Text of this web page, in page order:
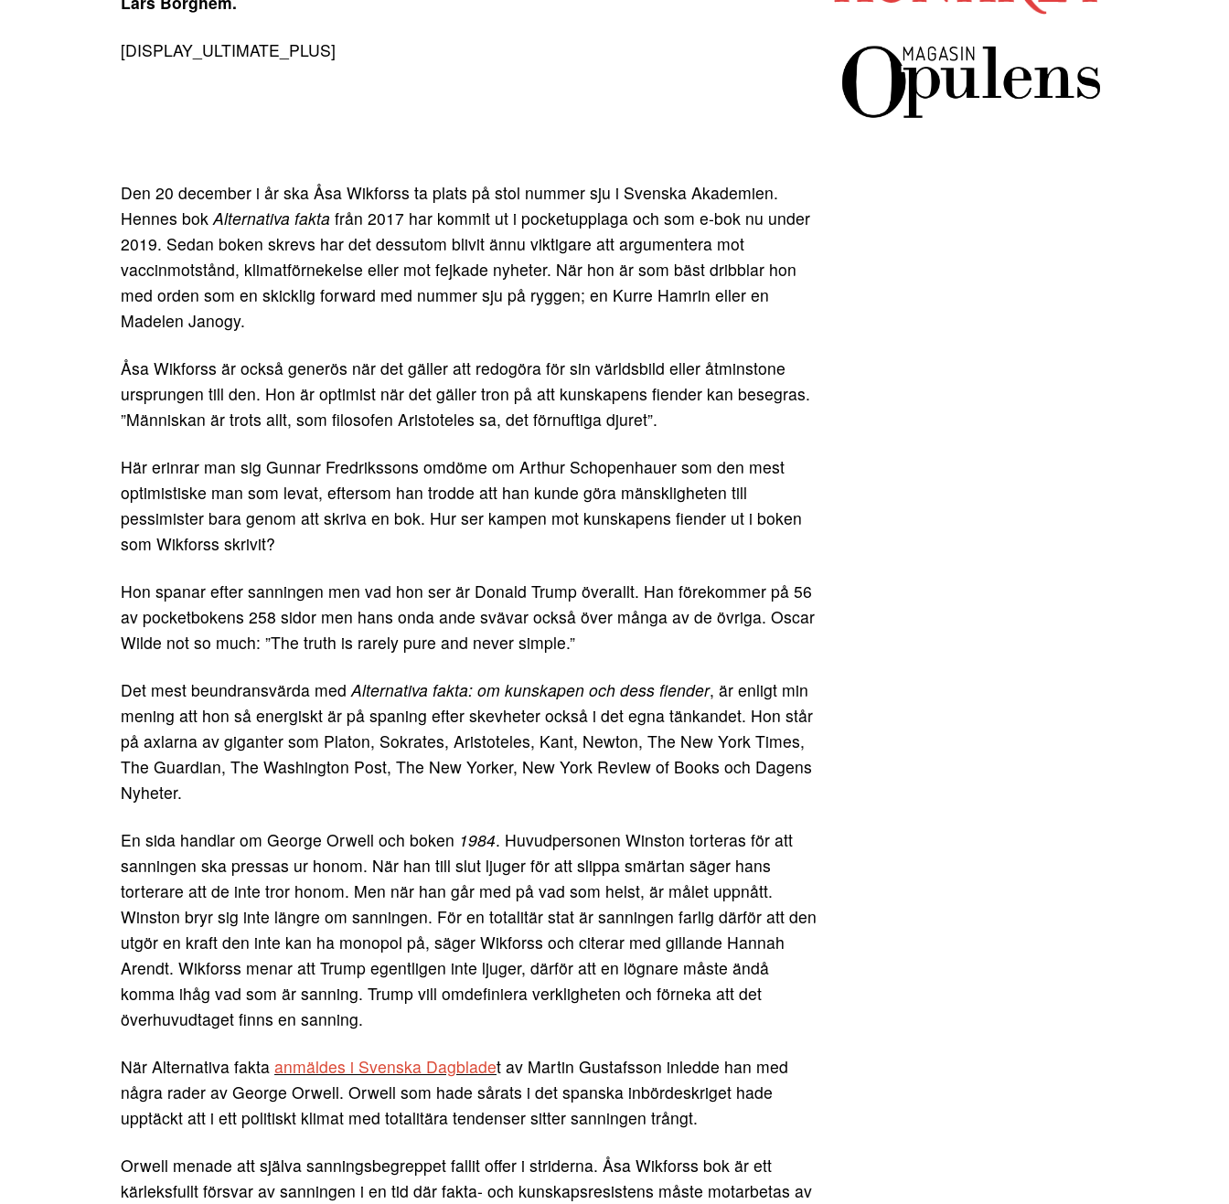
[DISPLAY_ULTIMATE_PLUS]
Den 20 december i år ska Åsa Wikforss ta plats på stol nummer sju i Svenska Akademien.
Hennes bokAlternativa fakta från 2017 har kommit ut i pocketupplaga och som e-bok nu under
2019. Sedan boken skrevs har det dessutom blivit ännu viktigare att argumentera mot
vaccinmotstånd, klimatförnekelse eller mot fejkade nyheter. När hon är som bäst dribblar hon
med orden som en skicklig forward med nummer sju på ryggen; en Kurre Hamrin eller en
Madelen Janogy.
Åsa Wikforss är också generös när det gäller att redogöra för sin världsbild eller åtminstone
ursprungen till den. Hon är optimist när det gäller tron på att kunskapens fiender kan besegras.
”Människan är trots allt, som filosofen Aristoteles sa, det förnuftiga djuret”.
Här erinrar man sig Gunnar Fredrikssons omdöme om Arthur Schopenhauer som den mest
optimistiske man som levat, eftersom han trodde att han kunde göra mänskligheten till
pessimister bara genom att skriva en bok. Hur ser kampen mot kunskapens fiender ut i boken
som Wikforss skrivit?
Hon spanar efter sanningen men vad hon ser är Donald Trump överallt. Han förekommer på 56
av pocketbokens 258 sidor men hans onda ande svävar också över många av de övriga. Oscar
Wilde not so much: ”The truth is rarely pure and never simple.”
Det mest beundransvärda medAlternativa fakta: om kunskapen och dess fiender, är enligt min
mening att hon så energiskt är på spaning efter skevheter också i det egna tänkandet. Hon står
på axlarna av giganter som Platon, Sokrates, Aristoteles, Kant, Newton, The New York Times,
The Guardian, The Washington Post, The New Yorker, New York Review of Books och Dagens
Nyheter.
En sida handlar om George Orwell och boken 1984. Huvudpersonen Winston torteras för att
sanningen ska pressas ur honom. När han till slut ljuger för att slippa smärtan säger hans
torterare att de inte tror honom. Men när han går med på vad som helst, är målet uppnått.
Winston bryr sig inte längre om sanningen. För en totalitär stat är sanningen farlig därför att den
utgör en kraft den inte kan ha monopol på, säger Wikforss och citerar med gillande Hannah
Arendt. Wikforss menar att Trump egentligen inte ljuger, därför att en lögnare måste ändå
komma ihåg vad som är sanning. Trump vill omdefiniera verkligheten och förneka att det
överhuvudtaget finns en sanning.
När Alternativa fakta anmäldes i Svenska Dagbladet av Martin Gustafsson inledde han med
några rader av George Orwell. Orwell som hade sårats i det spanska inbördeskriget hade
upptäckt att i ett politiskt klimat med totalitära tendenser sitter sanningen trångt.
Orwell menade att själva sanningsbegreppet fallit offer i striderna. Åsa Wikforss bok är ett
kärleksfullt försvar av sanningen i en tid där fakta- och kunskapsresistens måste motarbetas av